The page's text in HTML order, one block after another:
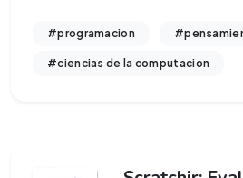
#programacion
#ciencias de la computacion